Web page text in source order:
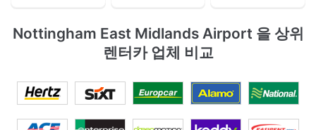
Nottingham East Midlands Airport 을 상위
렌터카 업체 비교